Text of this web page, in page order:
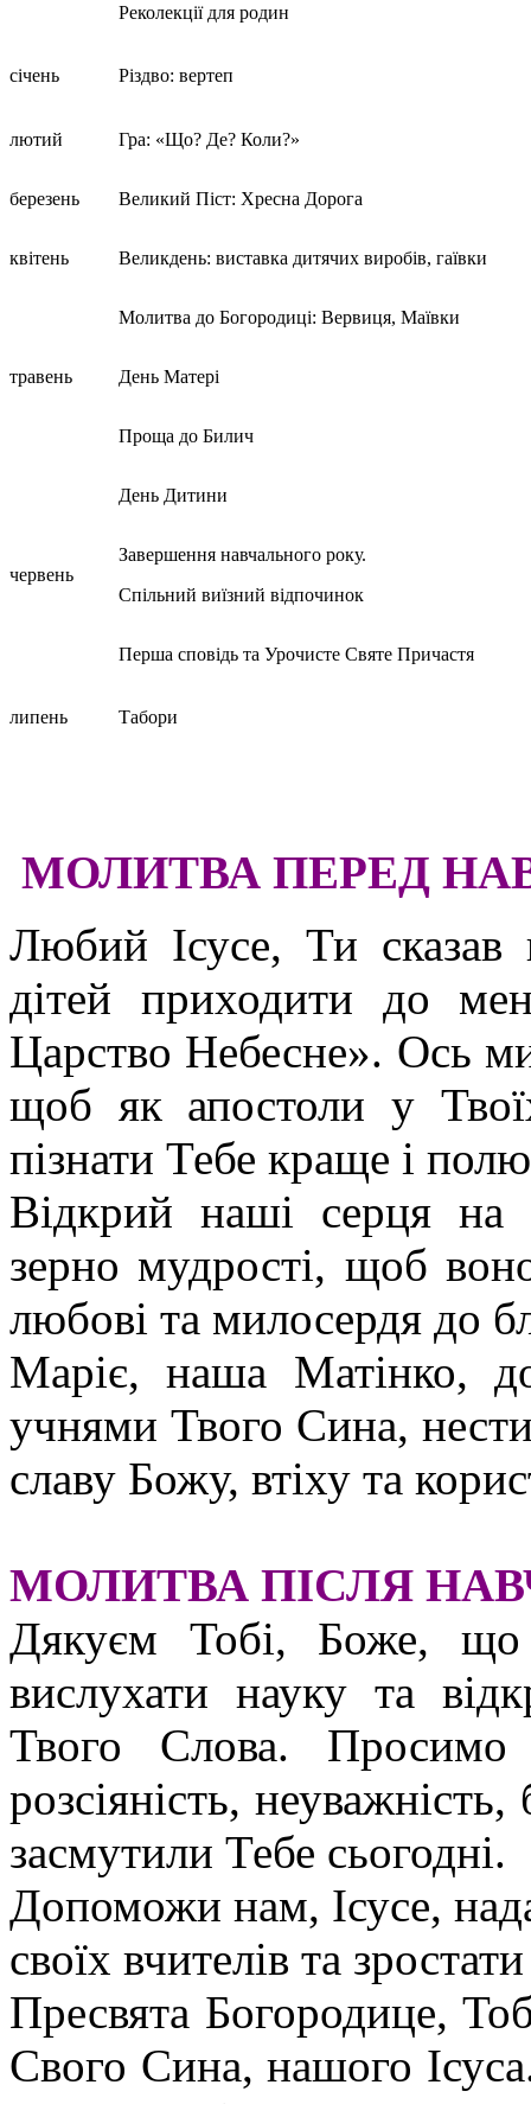
Реколекції для родин
січень Різдво: вертеп
лютий Гра: «Що? Де? Коли?»
березень Великий Піст: Хресна Дорога
квітень Великдень: виставка дитячих виробів, гаївки
травень
Молитва до Богородиці: Вервиця, Маївки
День Матері
Проща до Билич
червень
День Дитини
Завершення навчального року.
Спільний виїзний відпочинок
Перша сповідь та Урочисте Святе Причастя
липень Табори
МОЛИТВА ПЕРЕД
Любий Ісусе, Ти сказав
дітей приходити до
Царство Небесне». Ось
щоб як апостоли у
пізнати Тебе краще і
Відкрий наші серця на
зерно мудрості, щоб
любові та милосердя до
Маріє, наша Матінко,
учнями Твого Сина, нести
славу Божу, втіху та
МОЛИТВА ПІСЛЯ
Дякуєм Тобі, Боже, що
вислухати науку та
Твого Слова.
розсіяність,
засмутили Тебе сьогодні.
Допоможи нам, Ісусе,
своїх вчителів та
Пресвята Богородице,
Свого Сина, нашого